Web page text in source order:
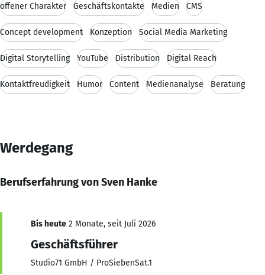
offener Charakter Geschäftskontakte Medien CMS
Concept development Konzeption Social Media Marketing
Digital Storytelling YouTube Distribution Digital Reach
Kontaktfreudigkeit Humor Content Medienanalyse Beratung
Werdegang
Berufserfahrung von Sven Hanke
Bis heute 2 Monate, seit Juli 2026
Geschäftsführer
Studio71 GmbH / ProSiebenSat.1